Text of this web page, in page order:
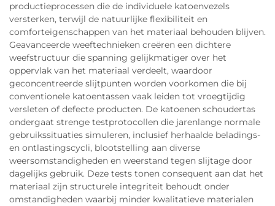
productieprocessen die de individuele katoenvezels
versterken, terwijl de natuurlijke flexibiliteit en
comforteigenschappen van het materiaal behouden blijven.
Geavanceerde weeftechnieken creëren een dichtere
weefstructuur die spanning gelijkmatiger over het
oppervlak van het materiaal verdeelt, waardoor
geconcentreerde slijtpunten worden voorkomen die bij
conventionele katoentassen vaak leiden tot vroegtijdig
versleten of defecte producten. De katoenen schoudertas
ondergaat strenge testprotocollen die jarenlange normale
gebruikssituaties simuleren, inclusief herhaalde beladings-
en ontlastingscycli, blootstelling aan diverse
weersomstandigheden en weerstand tegen slijtage door
dagelijks gebruik. Deze tests tonen consequent aan dat het
materiaal zijn structurele integriteit behoudt onder
omstandigheden waarbij minder kwalitatieve materialen